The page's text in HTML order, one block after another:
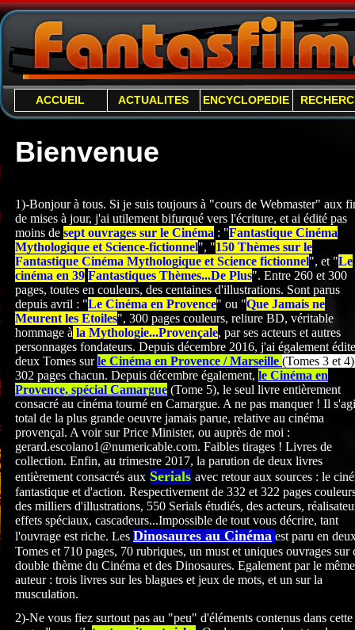
ACCUEIL ACTUALITES ENCYCLOPEDIE
Bienvenue
1)-Bonjour à tous. Si je suis toujours à "cours de Webmaster" aux
de mises à jour, j'ai utilement bifurqué vers l'écriture, et ai édité pas
moins de sept ouvrages sur le Cinéma : "Fantastique Cinéma
Mythologique et Science-fictionnel", "150 Thèmes sur le
Fantastique Cinéma Mythologique et Science fictionnel", et "Le
cinéma en 39 Fantastiques Thèmes...De Plus". Entre 260 et 300
pages, toutes en couleurs, des centaines d'illustrations. Sont parus
depuis avril : "Le Cinéma en Provence" ou "Que Jamais ne
Meurent les Etoiles", 300 pages couleurs, reliure BD, véritable
hommage à la Mythologie...Provençale, par ses acteurs et autres
personnages fondateurs. Depuis décembre 2016, j'ai également
deux Tomes surle Cinéma en Provence / Marseille (Tomes 3 et 4)
302 pages chacun. Depuis décembre également, le Cinéma en
Provence, spécial Camargue (Tome 5), le seul livre entièrement
consacré au cinéma tourné en Camargue. A ne pas manquer ! Il
total de la plus grande oeuvre jamais parue, relative au cinéma
provençal. A voir sur Price Minister, ou auprès de moi :
gerard.escolano1@numericable.com. Faibles tirages ! Livres de
collection. Enfin, au trimestre 2017, la parution de deux livres
entièrement consacrés aux Serials avec retour aux sources : le
fantastique et d'action. Respectivement de 332 et 322 pages
des milliers d'illustrations, 550 Serials étudiés, des acteurs,
effets spéciaux, cascadeurs...Impossible de tout vous décrire, tant
l'ouvrage est riche. Les Dinosaures au Cinéma est paru en
Tomes et 710 pages, 70 rubriques, un must et uniques ouvrages sur
double thème du Cinéma et des Dinosaures. Egalement par le même
auteur : trois livres sur les blagues et jeux de mots, et un sur la
musculation.
2)-Ne vous fiez surtout pas au "peu" d'éléments contenus dans cette